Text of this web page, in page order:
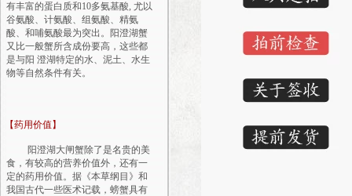
有丰富的蛋白质和10多氨基酸, 尤以
谷氨酸、计氨酸、组氨酸、精氨
酸、和哺氨酸最为突出。阳澄湖蟹
又比一般蟹所含成份要高，这些都
是与阳 澄湖特定的水、泥土、水生
物等自然条件有关。
【药用价值】
阳澄湖大闸蟹除了是名贵的美
食，有较高的营养价值外，还有一
定的药用价值。据《本草纲目》和
我国古代一些医术记载，螃蟹具有